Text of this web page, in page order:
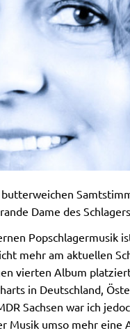
Dame des
Popschlagermusik
mehr am aktuellen
vierten Album
in Deutschland,
Sachsen war ich
umso mehr eine